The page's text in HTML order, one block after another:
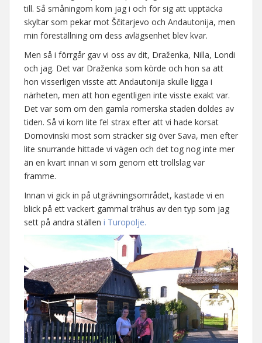
till. Så småningom kom jag i och för sig att upptäcka
skyltar som pekar mot Ščitarjevo och Andautonija, men
min föreställning om dess avlägsenhet blev kvar.
Men så i förrgår gav vi oss av dit, Draženka, Nilla, Londi
och jag. Det var Draženka som körde och hon sa att
hon visserligen visste att Andautonija skulle ligga i
närheten, men att hon egentligen inte visste exakt var.
Det var som om den gamla romerska staden doldes av
tiden. Så vi kom lite fel strax efter att vi hade korsat
Domovinski most som sträcker sig över Sava, men efter
lite snurrande hittade vi vägen och det tog nog inte mer
än en kvart innan vi som genom ett trollslag var
framme.
Innan vi gick in på utgrävningsområdet, kastade vi en
blick på ett vackert gammal trähus av den typ som jag
sett på andra ställen i Turopolje.